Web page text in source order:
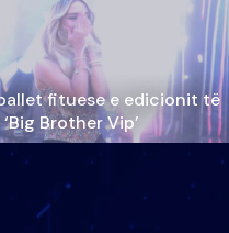
fituese e edicionit të
Brother Vip’